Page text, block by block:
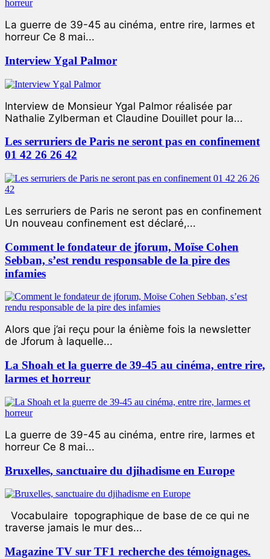
La guerre de 39-45 au cinéma, entre rire, larmes et
horreur Ce 8 mai...
Interview Ygal Palmor
Interview de Monsieur Ygal Palmor réalisée par
Nathalie Zylberman et Claudine Douillet pour la...
Les serruriers de Paris ne seront pas en confinement
01 42 26 26 42
Les serruriers de Paris ne seront pas en confinement
Un nouveau confinement est déclaré,...
Comment le fondateur de jforum, Moïse Cohen
Sebban, s’est rendu responsable de la pire des
infamies
Alors que j’ai reçu pour la énième fois la newsletter
de Jforum à laquelle...
La Shoah et la guerre de 39-45 au cinéma, entre rire,
larmes et horreur
La guerre de 39-45 au cinéma, entre rire, larmes et
horreur Ce 8 mai...
Bruxelles, sanctuaire du djihadisme en Europe
Vocabulaire topographique de base de ce qui ne
traverse jamais le mur des...
Magazine TV sur TF1 recherche des témoignages.